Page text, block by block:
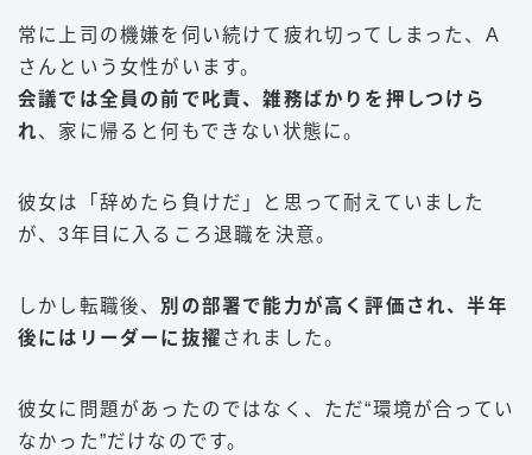
常に上司の機嫌を伺い続けて疲れ切ってしまった、A
さんという女性がいます。
会議では全員の前で叱責、雑務ばかりを押しつけら
れ、家に帰ると何もできない状態に。
彼女は「辞めたら負けだ」と思って耐えていました
が、3年目に入るころ退職を決意。
しかし転職後、 別の部署で能力が高く評価され、半年
後にはリーダーに抜擢 されました。
彼女に問題があったのではなく、ただ“環境が合ってい
なかった”だけなのです。